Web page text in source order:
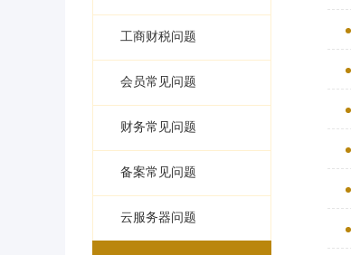
工商财税问题
会员常见问题
财务常见问题
备案常见问题
云服务器问题